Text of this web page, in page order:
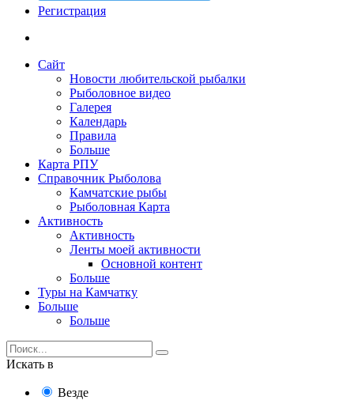
Регистрация
Сайт
Новости любительской рыбалки
Рыболовное видео
Галерея
Календарь
Правила
Больше
Карта РПУ
Справочник Рыболова
Камчатские рыбы
Рыболовная Карта
Активность
Активность
Ленты моей активности
Основной контент
Больше
Туры на Камчатку
Больше
Больше
Искать в
Везде